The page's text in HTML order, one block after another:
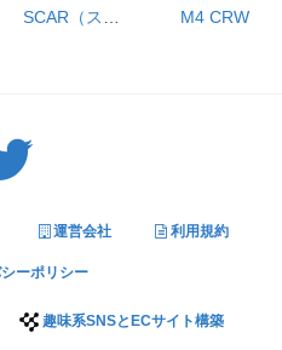
SCAR（スカー）-L フラット・ダークアース M4 CRW
運営会社 利用規約
ーポリシー
趣味系SNSとECサイト構築